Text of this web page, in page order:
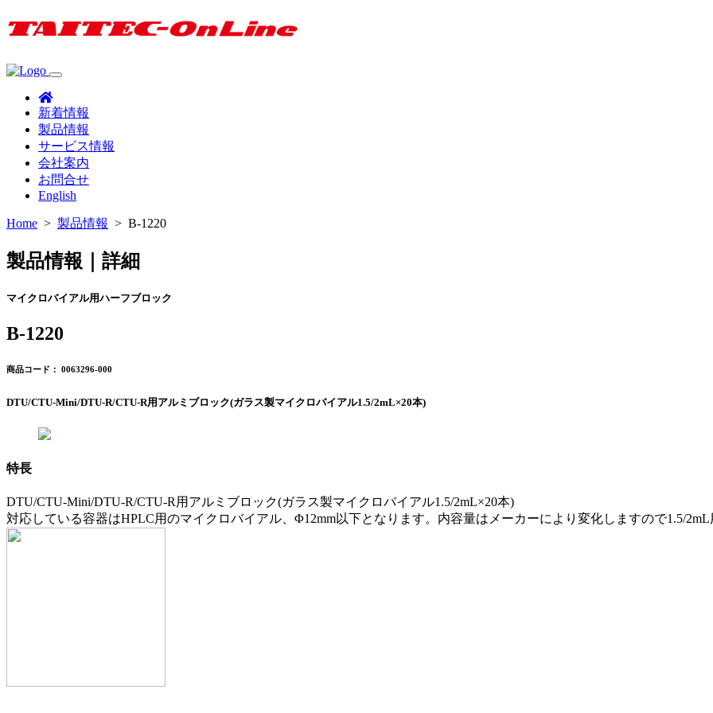
新着情報
製品情報
サービス情報
会社案内
お問合せ
English
Home > 製品情報 > B-1220
製品情報｜詳細
マイクロバイアル用ハーフブロック
B-1220
商品コード： 0063296-000
DTU/CTU-Mini/DTU-R/CTU-R用アルミブロック(ガラス製マイクロバイアル1.5/2mL×20本)
特長
DTU/CTU-Mini/DTU-R/CTU-R用アルミブロック(ガラス製マイクロバイアル1.5/2mL×20本)
対応している容器はHPLC用のマイクロバイアル、Φ12mm以下となります。内容量はメーカーにより変化しますので1.5/2mL